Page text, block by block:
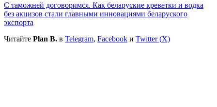
С таможней договоримся. Как беларуские креветки и водка
без акцизов стали главными инновациями беларуского
экспорта
Читайте Plan B. в Telegram, Facebook и Twitter (X)